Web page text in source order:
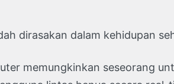
dirasakan dalam kehidupan
memungkinkan seseorang